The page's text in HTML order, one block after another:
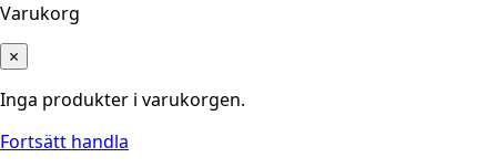
Varukorg
×
Inga produkter i varukorgen.
Fortsätt handla